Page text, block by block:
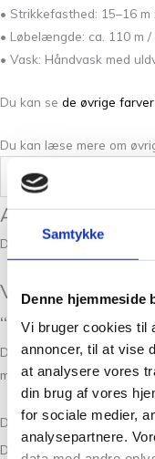
Samtykke
Denne hjemmeside
Vi bruger cookies til
annoncer, til at vise
at analysere vores
din brug af vores
for sociale medier,
analysepartnere.
• Strikkefasthed: 15–16 m
• Løbelængde: ca. 110 m /
• Vask: Håndvask med
Du kan se de øvrige
Du kan læse mere om
Anmeldelser
Der er endnu ikke nogle
Vær den første
“Frederiksberg
Din e-mailadresse vil ikke
med*
Din bedømmelse
Din anmeldelse